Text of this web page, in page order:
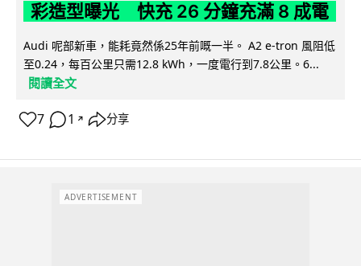
彩造型曝光 快充 26 分鐘充滿 8 成電
Audi 呢部新車，能耗竟然係25年前嘅一半。 A2 e-tron 風阻低
至0.24，每百公里只需12.8 kWh，一度電行到7.8公里。6...
閱讀全文
7 1 ↗ 分享
ADVERTISEMENT